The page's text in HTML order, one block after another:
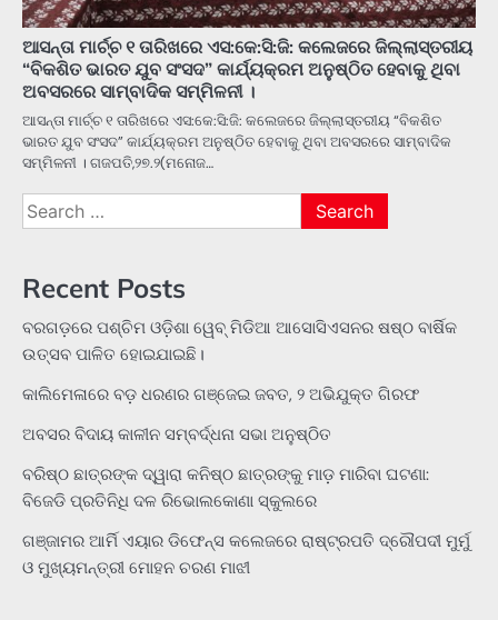
ଆସନ୍ତା ମାର୍ଚ୍ଚ ୧ ତାରିଖରେ ଏସ:କେ:ସି:ଜି: କଲେଜରେ ଜିଲ୍ଲାସ୍ତରୀୟ
“ବିକଶିତ ଭାରତ ଯୁବ ସଂସଦ” କାର୍ଯ୍ୟକ୍ରମ ଅନୁଷ୍ଠିତ ହେବାକୁ ଥିବା
ଅବସରରେ ସାମ୍ବାଦିକ ସମ୍ମିଳନୀ ।
ଆସନ୍ତା ମାର୍ଚ୍ଚ ୧ ତାରିଖରେ ଏସ:କେ:ସି:ଜି: କଲେଜରେ ଜିଲ୍ଲାସ୍ତରୀୟ “ବିକଶିତ
ଭାରତ ଯୁବ ସଂସଦ” କାର୍ଯ୍ୟକ୍ରମ ଅନୁଷ୍ଠିତ ହେବାକୁ ଥିବା ଅବସରରେ ସାମ୍ବାଦିକ
ସମ୍ମିଳନୀ । ଗଜପତି,୨୭.୨(ମନୋଜ…
Search
for:
Recent Posts
ବରଗଡ଼ରେ ପଶ୍ଚିମ ଓଡ଼ିଶା ୱେବ୍ ମିଡିଆ ଆସୋସିଏସନର ଷଷ୍ଠ ବାର୍ଷିକ
ଉତ୍ସବ ପାଳିତ ହୋଇଯାଇଛି।
କାଲିମେଳାରେ ବଡ଼ ଧରଣର ଗଞ୍ଜେଇ ଜବତ, ୨ ଅଭିଯୁକ୍ତ ଗିରଫ
ଅବସର ବିଦାୟ କାଳୀନ ସମ୍ବର୍ଦ୍ଧନା ସଭା ଅନୁଷ୍ଠିତ
ବରିଷ୍ଠ ଛାତ୍ରଙ୍କ ଦ୍ୱାରା କନିଷ୍ଠ ଛାତ୍ରଙ୍କୁ ମାଡ଼ ମାରିବା ଘଟଣା:
ବିଜେଡି ପ୍ରତିନିଧି ଦଳ ରିଭୋଲକୋଣା ସ୍କୁଲରେ
ଗଞ୍ଜାମର ଆର୍ମି ଏୟାର ଡିଫେନ୍ସ କଲେଜରେ ରାଷ୍ଟ୍ରପତି ଦ୍ରୌପଦୀ ମୁର୍ମୁ
ଓ ମୁଖ୍ୟମନ୍ତ୍ରୀ ମୋହନ ଚରଣ ମାଝୀ